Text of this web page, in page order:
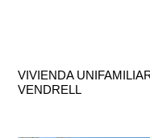
VIVIENDA
VENDRELL